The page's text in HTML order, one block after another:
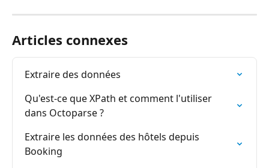
Articles connexes
Extraire des données
Qu'est-ce que XPath et comment l'utiliser
dans Octoparse ?
Extraire les données des hôtels depuis
Booking